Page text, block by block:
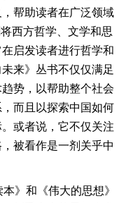
帮助读者在广泛领域
西方哲学、文学和思
启发读者进行哲学和
来》丛书不仅仅满足
势，以帮助整个社会
而且以探索中国如何
或者说，它不仅关注
被看作是一剂关乎中
》和《伟大的思想》